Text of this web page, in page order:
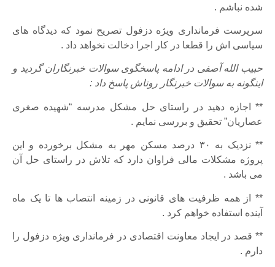
شده نباشم .
سرپرست فرمانداری ویژه دزفول تصریح نمود که دیدگاه های
سیاسی اش را قطعا در کار اجرا دخالت نخواهد داد .
حبیب الله آصفی در ادامه پاسخگوی سوالات خبرنگاران گردید و
اینگونه به سوالات خبرنگار روناش پاسخ داد :
**اجازه دهید در راستای حل مشکل مدرسه “شهیده صغری
عصاریان” تحقیق و بررسی نمایم .
**نزدیک به ۳۰ درصد مسکن مهر
به مشکل برخورده و این
پروژه مشکلات مالی فراوان دارد که تلاش در راستای حل آن
می باشد .
**از همه ظرفیت های قانونی در زمینه انتصاب ها تا یک ماه
آینده استفاده خواهم کرد .
**قصد در ایجاد معاونت اقتصادی در فرمانداری ویژه دزفول را
دارم .